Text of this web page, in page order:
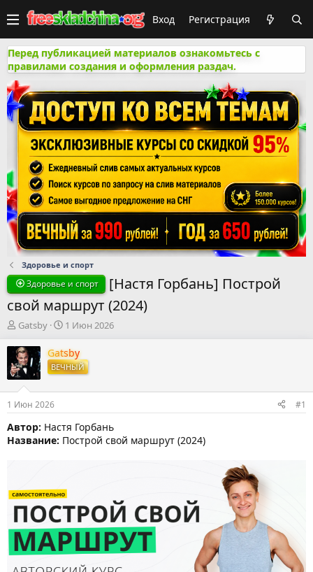
Вход Регистрация
Перед публикацией материалов ознакомьтесь с
правилами создания и оформления раздач.
Здоровье и спорт
Здоровье и спорт
[Настя Горбань] Построй
свой маршрут (2024)
А
т
о
р
т
е
м
ы
Gatsby
Д
т
а
н
а
л
а
1 Июн 2026
Gatsby
ВЕЧНЫЙ
1 Июн 2026 #1
Автор: Настя Горбань
Название: Построй свой маршрут (2024)